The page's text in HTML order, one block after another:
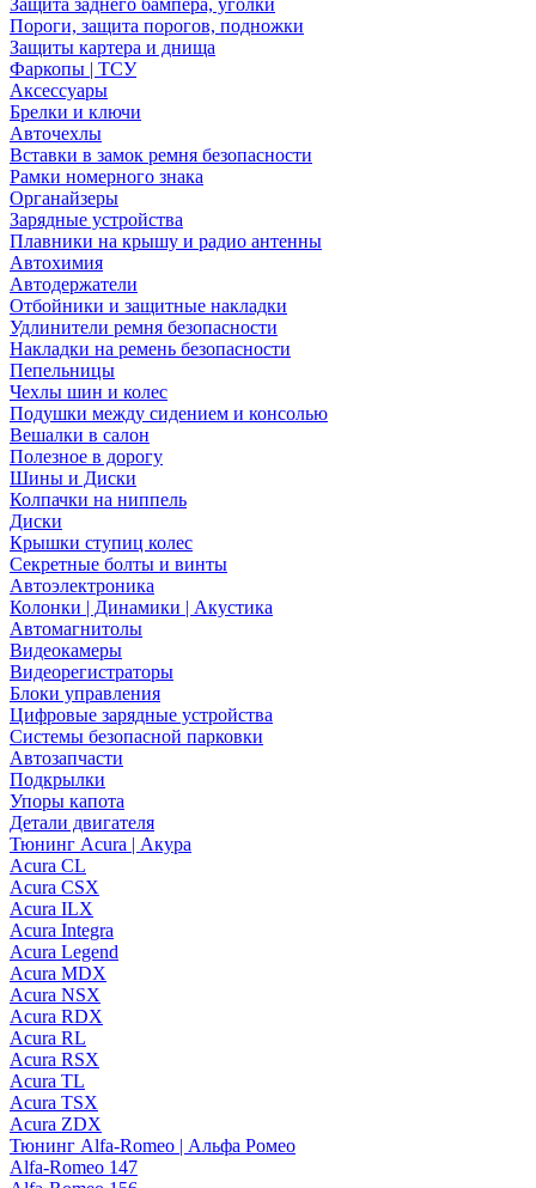
Защита заднего бампера, уголки
Пороги, защита порогов, подножки
Защиты картера и днища
Фаркопы | ТСУ
Аксессуары
Брелки и ключи
Авточехлы
Вставки в замок ремня безопасности
Рамки номерного знака
Органайзеры
Зарядные устройства
Плавники на крышу и радио антенны
Автохимия
Автодержатели
Отбойники и защитные накладки
Удлинители ремня безопасности
Накладки на ремень безопасности
Пепельницы
Чехлы шин и колес
Подушки между сидением и консолью
Вешалки в салон
Полезное в дорогу
Шины и Диски
Колпачки на ниппель
Диски
Крышки ступиц колес
Секретные болты и винты
Автоэлектроника
Колонки | Динамики | Акустика
Автомагнитолы
Видеокамеры
Видеорегистраторы
Блоки управления
Цифровые зарядные устройства
Системы безопасной парковки
Автозапчасти
Подкрылки
Упоры капота
Детали двигателя
Тюнинг Acura | Акура
Acura CL
Acura CSX
Acura ILX
Acura Integra
Acura Legend
Acura MDX
Acura NSX
Acura RDX
Acura RL
Acura RSX
Acura TL
Acura TSX
Acura ZDX
Тюнинг Alfa-Romeo | Альфа Ромео
Alfa-Romeo 147